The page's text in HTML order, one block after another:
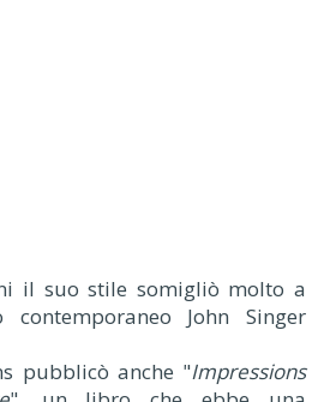
il suo stile somigliò molto a
John Singer
pubblicò anche "Impressions